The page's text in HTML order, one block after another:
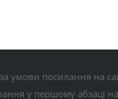
умови посилання на
у першому абзаці